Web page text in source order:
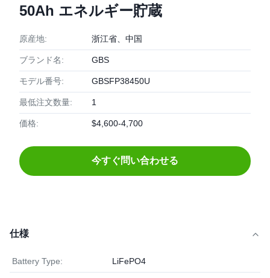
50Ah エネルギー貯蔵
原産地: 浙江省、中国
ブランド名: GBS
モデル番号: GBSFP38450U
最低注文数量: 1
価格: $4,600-4,700
今すぐ問い合わせる
仕様
Battery Type: LiFePO4